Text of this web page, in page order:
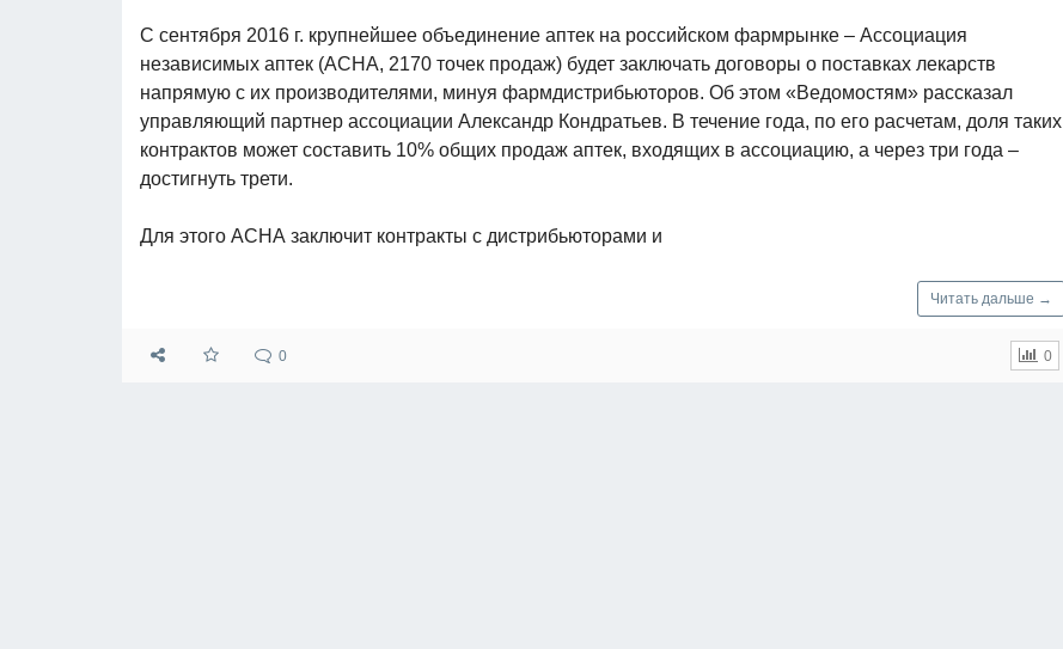
С сентября 2016 г. крупнейшее объединение аптек на российском фармрынке – Ассоциация
независимых аптек (АСНА, 2170 точек продаж) будет заключать договоры о поставках лекарств
напрямую с их производителями, минуя фармдистрибьюторов. Об этом «Ведомостям» рассказал
управляющий партнер ассоциации Александр Кондратьев. В течение года, по его расчетам, доля таких
контрактов может составить 10% общих продаж аптек, входящих в ассоциацию, а через три года –
достигнуть трети.
Для этого АСНА заключит контракты с дистрибьюторами и
Читать дальше →
0 0